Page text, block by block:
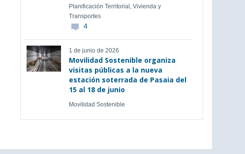
Planificación Territorial, Vivienda y
Transportes
4
1 de junio de 2026
Movilidad Sostenible organiza
visitas públicas a la nueva
estación soterrada de Pasaia del
15 al 18 de junio
Movilidad Sostenible